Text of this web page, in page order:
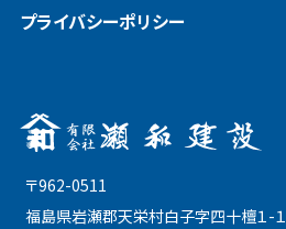
〒962-0511
福島県岩瀬郡天栄村白子字四十檀１-１
プライバシーポリシー